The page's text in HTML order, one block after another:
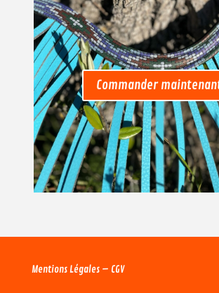
Commander
Mentions Légales– CGV